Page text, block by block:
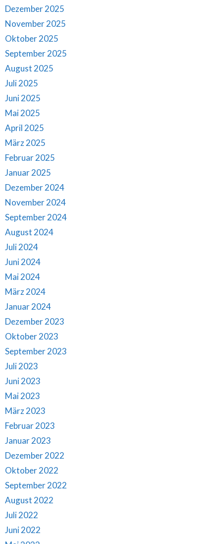
Dezember 2025
November 2025
Oktober 2025
September 2025
August 2025
Juli 2025
Juni 2025
Mai 2025
April 2025
März 2025
Februar 2025
Januar 2025
Dezember 2024
November 2024
September 2024
August 2024
Juli 2024
Juni 2024
Mai 2024
März 2024
Januar 2024
Dezember 2023
Oktober 2023
September 2023
Juli 2023
Juni 2023
Mai 2023
März 2023
Februar 2023
Januar 2023
Dezember 2022
Oktober 2022
September 2022
August 2022
Juli 2022
Juni 2022